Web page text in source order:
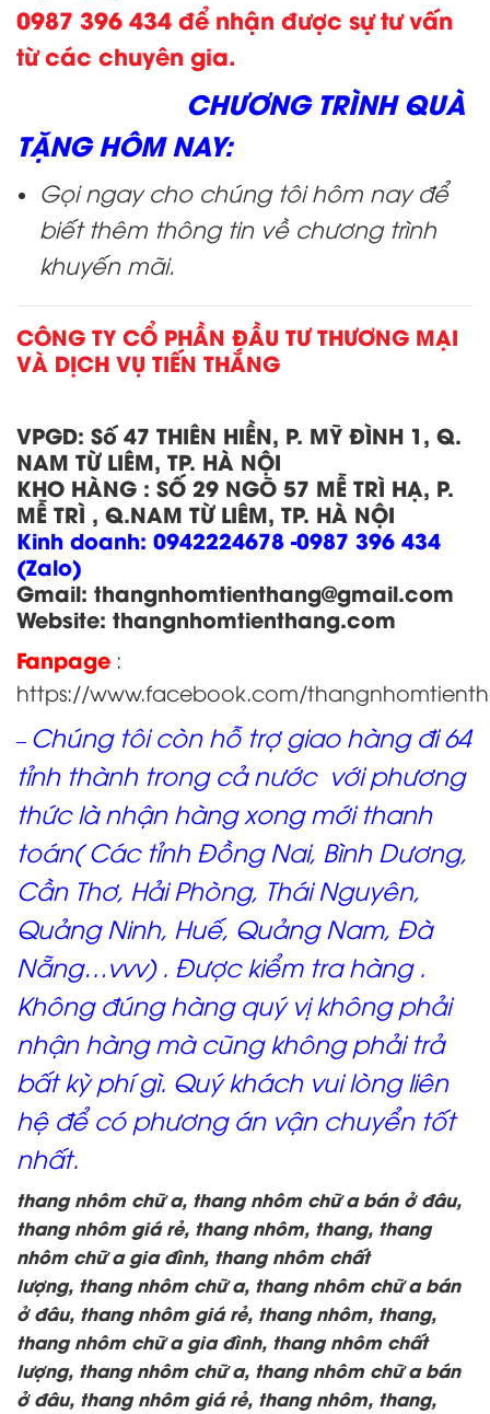
0987 396 434 để nhận được sự tư vấn
từ các chuyên gia.
CHƯƠNG TRÌNH QUÀ
TẶNG HÔM NAY:
Gọi ngay cho chúng tôi hôm nay để
biết thêm thông tin về chương trình
khuyến mãi.
CÔNG TY CỔ PHẦN ĐẦU TƯ THƯƠNG MẠI
VÀ DỊCH VỤ TIẾN THẮNG
VPGD: Số 47 THIÊN HIỀN, P. MỸ ĐÌNH 1, Q.
NAM TỪ LIÊM, TP. HÀ NỘI
KHO HÀNG : SỐ 29 NGÕ 57 MỄ TRÌ HẠ, P.
MỄ TRÌ , Q.NAM TỪ LIÊM, TP. HÀ NỘI
Kinh doanh: 0942224678 -0987 396 434
(Zalo)
Gmail: thangnhomtienthang@gmail.com
Website: thangnhomtienthang.com
Fanpage :
https://www.facebook.com/
– Chúng tôi còn hỗ trợ giao hàng đi 64
tỉnh thành trong cả nước với phương
thức là nhận hàng xong mới thanh
toán( Các tỉnh Đồng Nai, Bình Dương,
Cần Thơ, Hải Phòng, Thái Nguyên,
Quảng Ninh, Huế, Quảng Nam, Đà
Nẵng…vvv) . Được kiểm tra hàng .
Không đúng hàng quý vị không phải
nhận hàng mà cũng không phải trả
bất kỳ phí gì. Quý khách vui lòng liên
hệ để có phương án vận chuyển tốt
nhất.
thang nhôm chữ a, thang nhôm chữ a bán ở đâu,
thang nhôm giá rẻ, thang nhôm, thang, thang
nhôm chữ a gia đình, thang nhôm chất
lượng, thang nhôm chữ a, thang nhôm chữ a bán
ở đâu, thang nhôm giá rẻ, thang nhôm, thang,
thang nhôm chữ a gia đình, thang nhôm chất
lượng, thang nhôm chữ a, thang nhôm chữ a bán
ở đâu, thang nhôm giá rẻ, thang nhôm, thang,